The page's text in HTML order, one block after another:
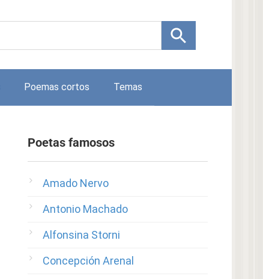
Poemas cortos Temas
Poetas famosos
Amado Nervo
Antonio Machado
Alfonsina Storni
Concepción Arenal